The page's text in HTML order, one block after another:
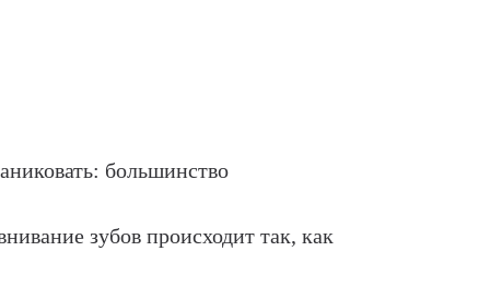
большинство
зубов происходит так, как